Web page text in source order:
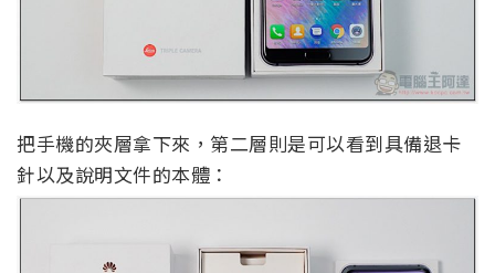
把手機的夾層拿下來，第二層則是可以看到具備退卡
針以及說明文件的本體：